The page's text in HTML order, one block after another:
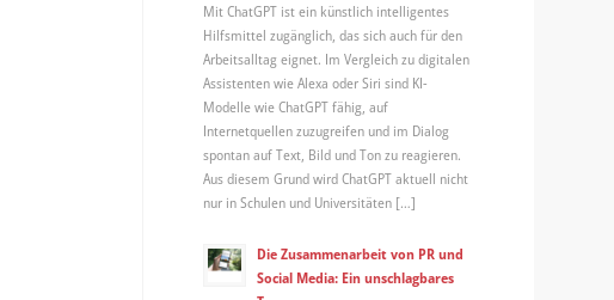
Mit ChatGPT ist ein künstlich intelligentes
Hilfsmittel zugänglich, das sich auch für den
Arbeitsalltag eignet. Im Vergleich zu digitalen
Assistenten wie Alexa oder Siri sind KI-
Modelle wie ChatGPT fähig, auf
Internetquellen zuzugreifen und im Dialog
spontan auf Text, Bild und Ton zu reagieren.
Aus diesem Grund wird ChatGPT aktuell nicht
nur in Schulen und Universitäten […]
Die Zusammenarbeit von PR und
Social Media: Ein unschlagbares